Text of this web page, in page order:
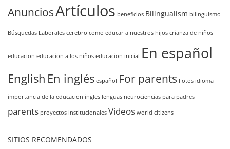
AnunciosArtículos beneficios Bilingualism bilinguismo
Búsquedas Laborales cerebro como educar a nuestros hijos crianza de niños
educacion educacion a los niños educacion inicial En español
English En inglés español For parents Fotos idioma
importancia de la educacion ingles lenguas neurociencias para padres
parents proyectos institucionales Videos world citizens
SITIOS RECOMENDADOS